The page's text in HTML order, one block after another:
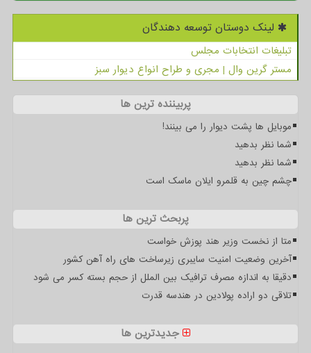
لینک دوستان توسعه دهندگان
تبلیغات انتخابات مجلس
مستر گرین وال | مجری و طراح انواع دیوار سبز
پربیننده ترین ها
موبایل ها پشت دیوار را می بینند!
شما نظر بدهید
شما نظر بدهید
چشم چین به قلمرو ایلان ماسک است
پربحث ترین ها
متا از نخست وزیر هند پوزش خواست
آخرین وضعیت امنیت سایبری زیرساخت های راه آهن کشور
دقیقا به اندازه مصرف ترافیک بین الملل از حجم بسته کسر می شود
تلاقی دو اراده پولادین در هندسه قدرت
جدیدترین ها